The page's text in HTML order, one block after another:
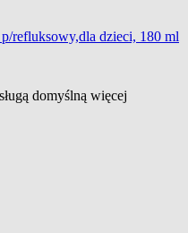
refluksowy,dla dzieci, 180 ml
domyślną więcej